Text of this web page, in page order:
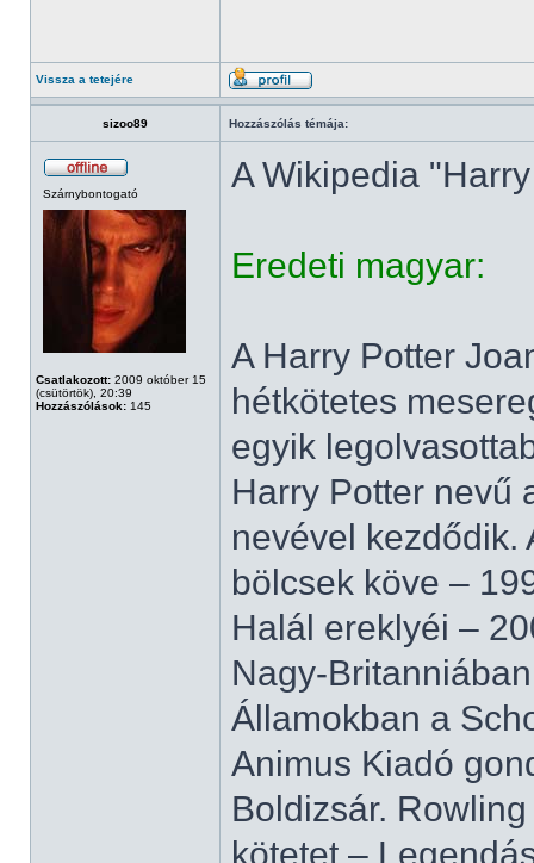
Vissza a tetejére
sizoo89 Hozzászólás témája:
Szárnybontogató
Csatlakozott: 2009 október 15
(csütörtök), 20:39
Hozzászólások: 145
A Wikipedia
Eredeti magyar:
A Harry Potter
hétkötetes
egyik
Harry Potter nevű
nevével kezdődik.
bölcsek köve –
Halál ereklyéi –
Nagy-
Államokban a
Animus Kiadó
Boldizsár.
kötetet –